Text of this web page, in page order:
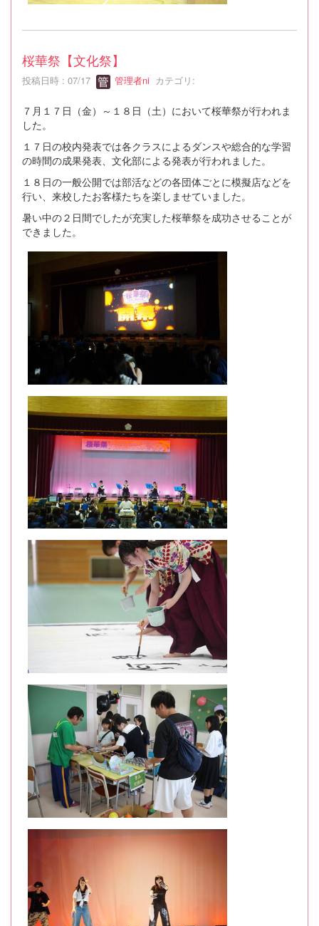
桜華祭【文化祭】
投稿日時 : 07/17 管理者ni カテゴリ:
７月１７日（金）～１８日（土）において桜華祭が行われま
した。
１７日の校内発表では各クラスによるダンスや総合的な学習
の時間の成果発表、文化部による発表が行われました。
１８日の一般公開では部活などの各団体ごとに模擬店などを
行い、来校したお客様たちを楽しませていました。
暑い中の２日間でしたが充実した桜華祭を成功させることが
できました。